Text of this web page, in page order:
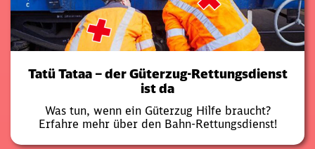
Tatü Tataa – der Güterzug-Rettungsdienst
ist da
Was tun, wenn ein Güterzug Hilfe braucht?
Erfahre mehr über den Bahn-Rettungsdienst!